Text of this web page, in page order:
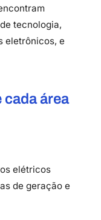
tecnologia,
eletrônicos, e
área
elétricos
de geração e